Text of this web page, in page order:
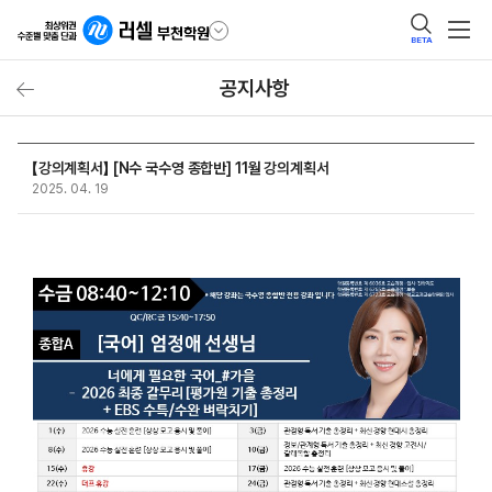
BETA
공지사항
【강의계획서】 [N수 국수영 종합반] 11월 강의계획서
2025. 04. 19